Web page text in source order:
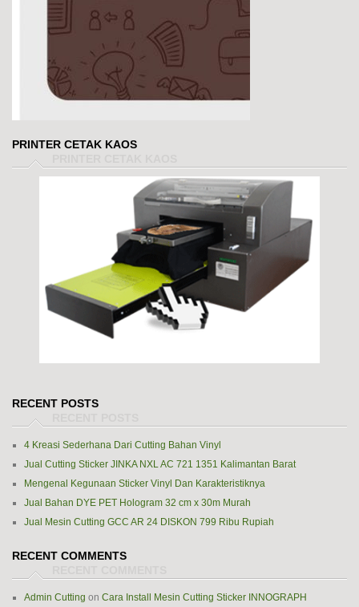
PRINTER CETAK KAOS
RECENT POSTS
4 Kreasi Sederhana Dari Cutting Bahan Vinyl
Jual Cutting Sticker JINKA NXL AC 721 1351 Kalimantan Barat
Mengenal Kegunaan Sticker Vinyl Dan Karakteristiknya
Jual Bahan DYE PET Hologram 32 cm x 30m Murah
Jual Mesin Cutting GCC AR 24 DISKON 799 Ribu Rupiah
RECENT COMMENTS
Admin Cutting on Cara Install Mesin Cutting Sticker INNOGRAPH